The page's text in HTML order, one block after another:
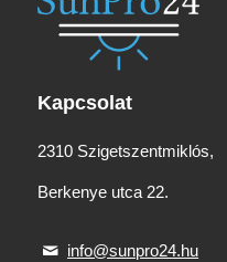
Kapcsolat
2310 Szigetszentmiklós,
Berkenye utca 22.
info@sunpro24.hu